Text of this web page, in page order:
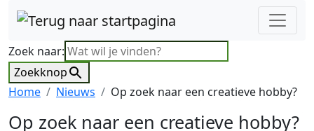
Zoek naar:
Zoekknop
Home
Nieuws Op zoek naar een creatieve hobby?
Op zoek naar een creatieve hobby?